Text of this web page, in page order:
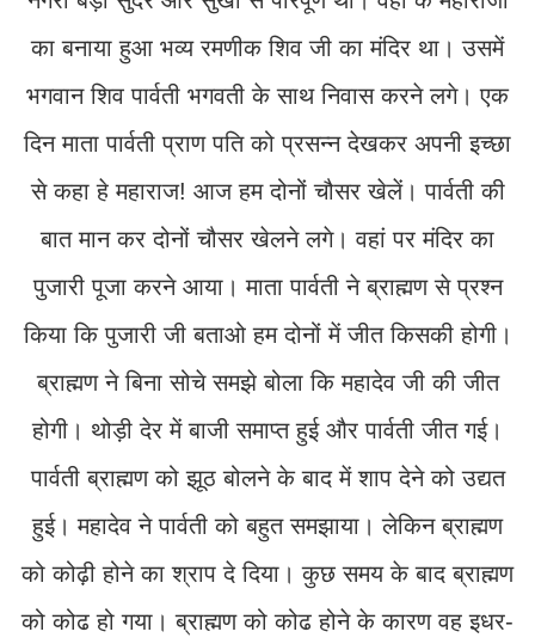
का बनाया हुआ भव्य रमणीक शिव जी का मंदिर था। उसमें
भगवान शिव पार्वती भगवती के साथ निवास करने लगे। एक
दिन माता पार्वती प्राण पति को प्रसन्न देखकर अपनी इच्छा
से कहा हे महाराज! आज हम दोनों चौसर खेलें। पार्वती की
बात मान कर दोनों चौसर खेलने लगे। वहां पर मंदिर का
पुजारी पूजा करने आया। माता पार्वती ने ब्राह्मण से प्रश्न
किया कि पुजारी जी बताओ हम दोनों में जीत किसकी होगी।
ब्राह्मण ने बिना सोचे समझे बोला कि महादेव जी की जीत
होगी। थोड़ी देर में बाजी समाप्त हुई और पार्वती जीत गई।
पार्वती ब्राह्मण को झूठ बोलने के बाद में शाप देने को उद्यत
हुई। महादेव ने पार्वती को बहुत समझाया। लेकिन ब्राह्मण
को कोढ़ी होने का श्राप दे दिया। कुछ समय के बाद ब्राह्मण
को कोढ हो गया। ब्राह्मण को कोढ होने के कारण वह इधर-